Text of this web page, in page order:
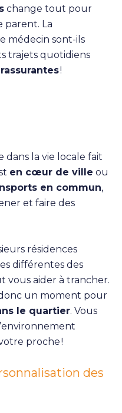
change tout pour
parent. La
médecin sont-ils
trajets quotidiens
!
dans la vie locale fait
en cœur de ville ou
en commun,
et faire des
résidences
différentes des
vous aider à trancher.
un moment pour
le quartier. Vous
proche !
des